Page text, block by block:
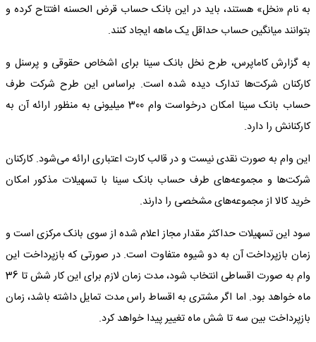
به نام «نخل» هستند، باید در این بانک حساب قرض الحسنه افتتاح کرده و
بتوانند میانگین حساب حداقل یک ماهه ایجاد کنند.
به گزارش کاماپرس، طرح نخل بانک سینا برای اشخاص حقوقی و پرسنل و
کارکنان شرکت‌ها تدارک دیده شده است. براساس این طرح شرکت طرف
حساب بانک سینا امکان درخواست وام 300 میلیونی به منظور ارائه آن به
کارکنانش را دارد.
این وام به صورت نقدی نیست و در قالب کارت اعتباری ارائه می‌شود. کارکنان
شرکت‌ها و مجموعه‌های طرف حساب بانک سینا با تسهیلات مذکور امکان
خرید کالا از مجموعه‌های مشخصی را دارند.
سود این تسهیلات حداکثر مقدار مجاز اعلام شده از سوی بانک مرکزی است و
زمان بازپرداخت آن به دو شیوه متفاوت است. در صورتی که بازپرداخت این
وام به صورت اقساطی انتخاب شود، مدت زمان لازم برای این کار شش تا 36
ماه خواهد بود. اما اگر مشتری به اقساط راس مدت تمایل داشته باشد، زمان
بازپرداخت بین سه تا شش ماه تغییر پیدا خواهد کرد.